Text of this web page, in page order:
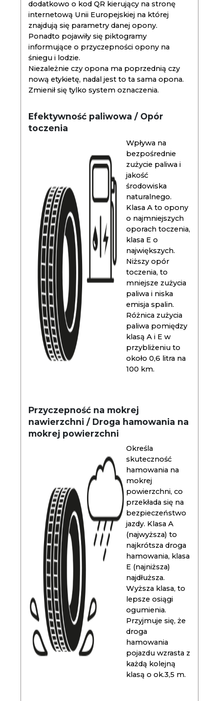
dodatkowo o kod QR kierujący na stronę
internetową Unii Europejskiej na której
znajdują się parametry danej opony.
Ponadto pojawiły się piktogramy
informujące o przyczepności opony na
śniegu i lodzie.
Niezależnie czy opona ma poprzednią czy
nową etykietę, nadal jest to ta sama opona.
Zmienił się tylko system oznaczenia.
Efektywność paliwowa / Opór
toczenia
Wpływa na
bezpośrednie
zużycie paliwa i
jakość
środowiska
naturalnego.
Klasa A to opony
o najmniejszych
oporach toczenia,
klasa E o
największych.
Niższy opór
toczenia, to
mniejsze zużycia
paliwa i niska
emisja spalin.
Różnica zużycia
paliwa pomiędzy
klasą A i E w
przybliżeniu to
około 0,6 litra na
100 km.
Przyczepność na mokrej
nawierzchni / Droga hamowania na
mokrej powierzchni
Określa
skuteczność
hamowania na
mokrej
powierzchni, co
przekłada się na
bezpieczeństwo
jazdy. Klasa A
(najwyższa) to
najkrótsza droga
hamowania, klasa
E (najniższa)
najdłuższa.
Wyższa klasa, to
lepsze osiągi
ogumienia.
Przyjmuje się, że
droga
hamowania
pojazdu wzrasta z
każdą kolejną
klasą o ok.3,5 m.